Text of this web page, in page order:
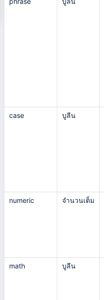
case บูลีน
numeric จำนวนเต็ม
math บูลีน